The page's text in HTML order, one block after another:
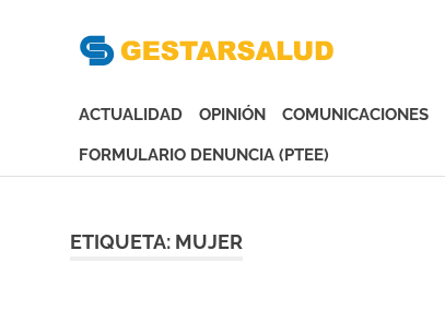
contenido
de
Gestoras
del
la
ACTUALIDAD OPINIÓN COMUNICACIONES
FORMULARIO DENUNCIA (PTEE)
ETIQUETA: MUJER